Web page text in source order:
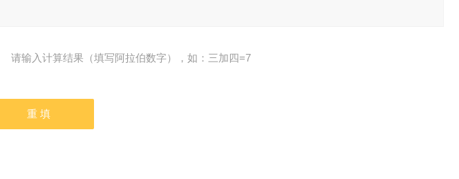
请输入计算结果（填写阿拉伯数字），如：三加四=7